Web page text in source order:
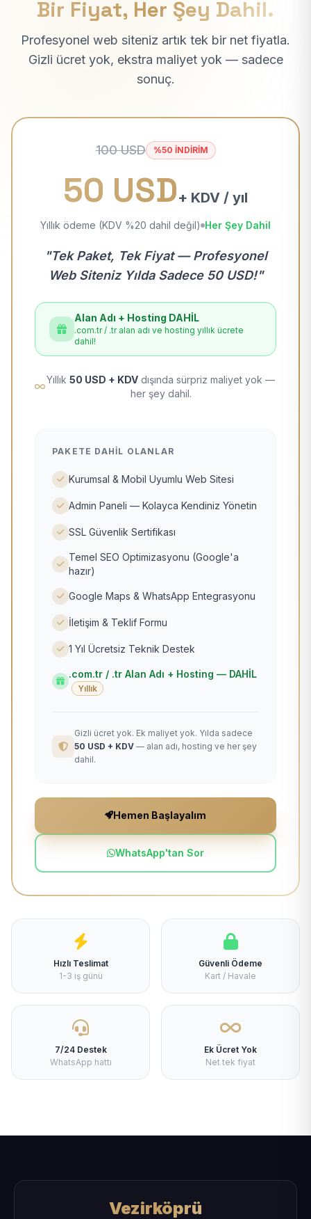
Bir Fiyat, Her Şey Dahil.
Profesyonel web siteniz artık tek bir net fiyatla.
Gizli ücret yok, ekstra maliyet yok — sadece
sonuç.
100 USD %50 İNDİRİM
50 USD+ KDV / yıl
Yıllık ödeme (KDV %20 dahil değil) Her Şey Dahil
"Tek Paket, Tek Fiyat — Profesyonel
Web Siteniz Yılda Sadece 50 USD!"
Alan Adı + Hosting DAHİL
.com.tr / .tr alan adı ve hosting yıllık ücrete
dahil!
Yıllık 50 USD + KDV dışında sürpriz maliyet yok —
her şey dahil.
PAKETE DAHIL OLANLAR
Kurumsal & Mobil Uyumlu Web Sitesi
Admin Paneli — Kolayca Kendiniz Yönetin
SSL Güvenlik Sertifikası
Temel SEO Optimizasyonu (Google'a
hazır)
Google Maps & WhatsApp Entegrasyonu
İletişim & Teklif Formu
1 Yıl Ücretsiz Teknik Destek
.com.tr / .tr Alan Adı + Hosting — DAHİL
Yıllık
Gizli ücret yok. Ek maliyet yok. Yılda sadece
50 USD + KDV — alan adı, hosting ve her şey
dahil.
Hemen Başlayalım
WhatsApp'tan Sor
Hızlı Teslimat
1-3 iş günü
Güvenli Ödeme
Kart / Havale
7/24 Destek
WhatsApp hattı
Ek Ücret Yok
Net tek fiyat
Vezirköprü